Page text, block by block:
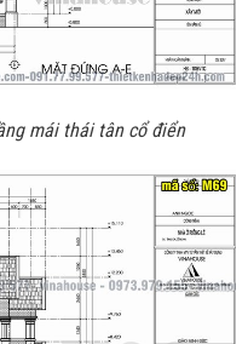
mái thái tân cổ điển